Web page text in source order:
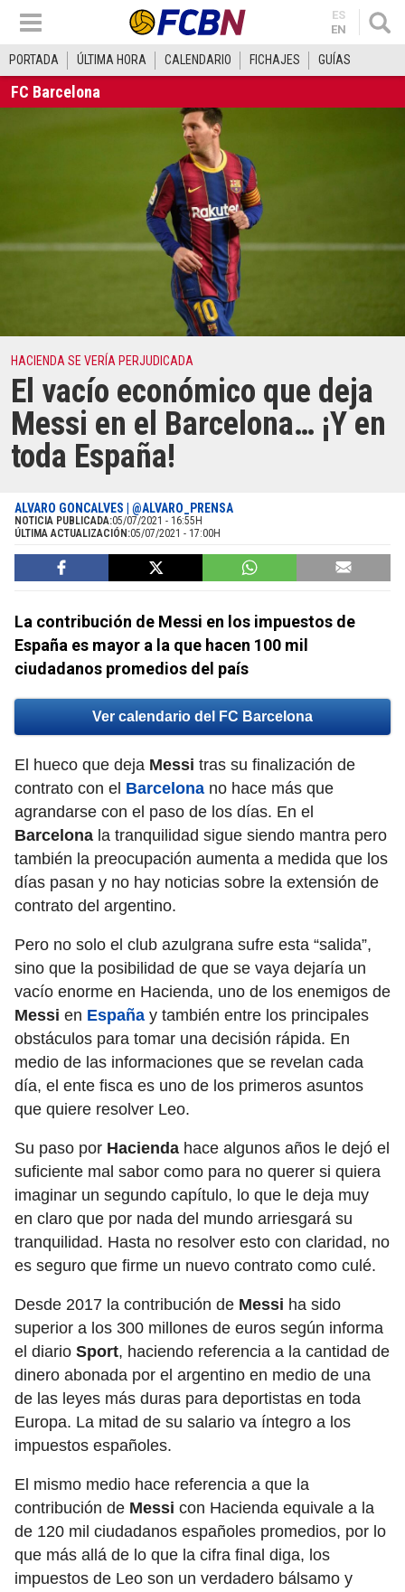
ES
EN
PORTADA ÚLTIMA HORA CALENDARIO FICHAJES GUÍAS
FC Barcelona
HACIENDA SE VERÍA PERJUDICADA
El vacío económico que deja
Messi en el Barcelona… ¡Y en
toda España!
ALVARO GONCALVES | @ALVARO_PRENSA
NOTICIA PUBLICADA:05/07/2021 - 16:55H
ÚLTIMA ACTUALIZACIÓN:05/07/2021 - 17:00H
La contribución de Messi en los impuestos de
España es mayor a la que hacen 100 mil
ciudadanos promedios del país
Ver calendario del FC Barcelona
El hueco que deja Messi tras su finalización de
contrato con el Barcelona no hace más que
agrandarse con el paso de los días. En el
Barcelona la tranquilidad sigue siendo mantra pero
también la preocupación aumenta a medida que los
días pasan y no hay noticias sobre la extensión de
contrato del argentino.
Pero no solo el club azulgrana sufre esta “salida”,
sino que la posibilidad de que se vaya dejaría un
vacío enorme en Hacienda, uno de los enemigos de
Messi en España y también entre los principales
obstáculos para tomar una decisión rápida. En
medio de las informaciones que se revelan cada
día, el ente fisca es uno de los primeros asuntos
que quiere resolver Leo.
Su paso por Hacienda hace algunos años le dejó el
suficiente mal sabor como para no querer si quiera
imaginar un segundo capítulo, lo que le deja muy
en claro que por nada del mundo arriesgará su
tranquilidad. Hasta no resolver esto con claridad, no
es seguro que firme un nuevo contrato como culé.
Desde 2017 la contribución de Messi ha sido
superior a los 300 millones de euros según informa
el diario Sport, haciendo referencia a la cantidad de
dinero abonada por el argentino en medio de una
de las leyes más duras para deportistas en toda
Europa. La mitad de su salario va íntegro a los
impuestos españoles.
El mismo medio hace referencia a que la
contribución de Messi con Hacienda equivale a la
de 120 mil ciudadanos españoles promedios, por lo
que más allá de lo que la cifra final diga, los
impuestos de Leo son un verdadero bálsamo y